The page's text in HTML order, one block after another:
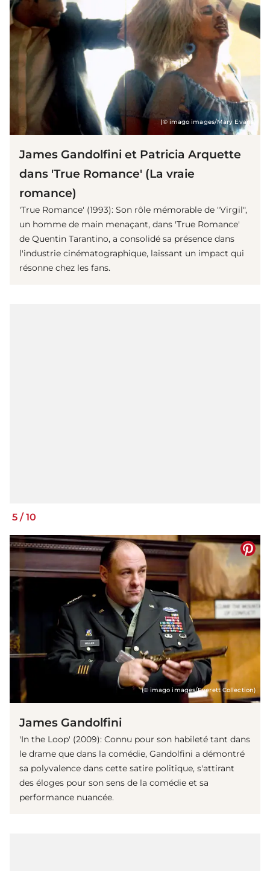
(© imago images/Mary Evans)
James Gandolfini et Patricia Arquette
dans 'True Romance' (La vraie
romance)
'True Romance' (1993): Son rôle mémorable de "Virgil",
un homme de main menaçant, dans 'True Romance'
de Quentin Tarantino, a consolidé sa présence dans
l'industrie cinématographique, laissant un impact qui
résonne chez les fans.
5 / 10
(© imago images/Everett Collection)
James Gandolfini
'In the Loop' (2009): Connu pour son habileté tant dans
le drame que dans la comédie, Gandolfini a démontré
sa polyvalence dans cette satire politique, s'attirant
des éloges pour son sens de la comédie et sa
performance nuancée.